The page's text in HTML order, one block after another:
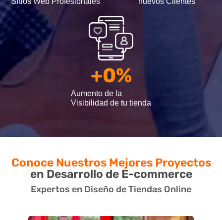
Aumento de la
Visibilidad de tu tienda
+0%
Conoce Nuestros Mejores Proyectos
en Desarrollo de E-commerce​
Expertos en Diseño de Tiendas Online